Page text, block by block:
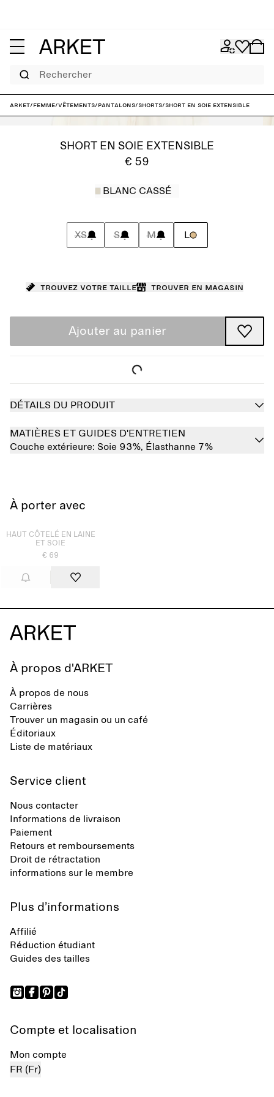
Rechercher
ARKET/Femme/Vêtements/Pantalons/Shorts/Short en soie extensible
SHORT EN SOIE EXTENSIBLE
€ 59
BLANC CASSÉ
XS S M L
Trouvez votre taille Trouver en magasin
Ajouter au panier
DÉTAILS DU PRODUIT
MATIÈRES ET GUIDES D'ENTRETIEN
Couche extérieure: Soie 93%, Élasthanne 7%
À porter avec
Épuisé
HAUT CÔTELÉ EN LAINE
ET SOIE
€ 69
À propos d'ARKET
À propos de nous
Carrières
Trouver un magasin ou un café
Éditoriaux
Liste de matériaux
Service client
Nous contacter
Informations de livraison
Paiement
Retours et remboursements
Droit de rétractation
informations sur le membre
Plus d’informations
Affilié
Réduction étudiant
Guides des tailles
Compte et localisation
Mon compte
FR (Fr)